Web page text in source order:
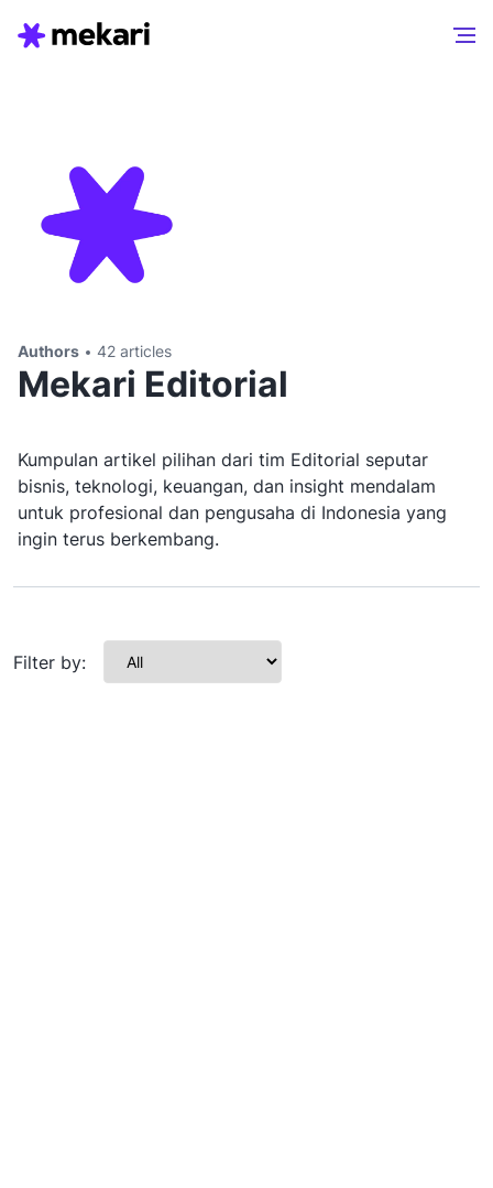
Authors 42 articles
Mekari Editorial
Kumpulan artikel pilihan dari tim Editorial seputar
bisnis, teknologi, keuangan, dan insight mendalam
untuk profesional dan pengusaha di Indonesia yang
ingin terus berkembang.
Filter by: